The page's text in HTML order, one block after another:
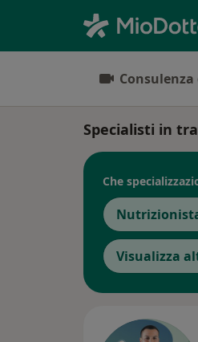
Specialisti in
Che
Visualizza